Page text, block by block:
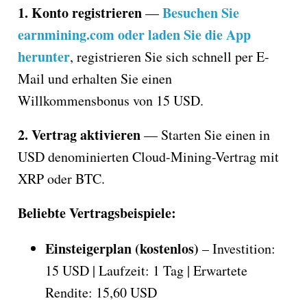
1. Konto registrieren—Besuchen Sie
earnmining.com oder laden Sie die App
herunter, registrieren Sie sich schnell per E-
Mail und erhalten Sie einen
Willkommensbonus von 15 USD.
2. Vertrag aktivieren— Starten Sie einen in
USD denominierten Cloud-Mining-Vertrag mit
XRP oder BTC.
Beliebte Vertragsbeispiele:
Einsteigerplan (kostenlos) – Investition:
15 USD | Laufzeit: 1 Tag | Erwartete
Rendite: 15,60 USD